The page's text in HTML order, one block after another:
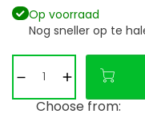
Op voorraad
Nog sneller op te
Choose from: